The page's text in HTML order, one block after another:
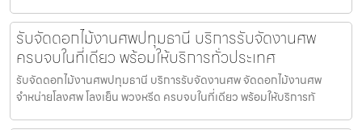
รับจัดดอกไม้งานศพปทุมธานี บริการรับจัดงานศพ
ครบจบในที่เดียว พร้อมให้บริการทั่วประเทศ
รับจัดดอกไม้งานศพปทุมธานี บริการรับจัดงานศพ จัดดอกไม้งานศพ
จำหน่ายโลงศพ โลงเย็น พวงหรีด ครบจบในที่เดียว พร้อมให้บริการทั